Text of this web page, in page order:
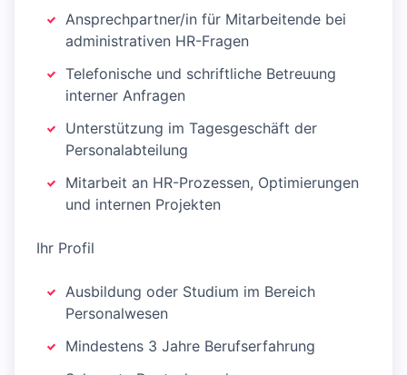
Ansprechpartner/in für Mitarbeitende bei
administrativen HR-Fragen
Telefonische und schriftliche Betreuung
interner Anfragen
Unterstützung im Tagesgeschäft der
Personalabteilung
Mitarbeit an HR-Prozessen, Optimierungen
und internen Projekten
Ihr Profil
Ausbildung oder Studium im Bereich
Personalwesen
Mindestens 3 Jahre Berufserfahrung